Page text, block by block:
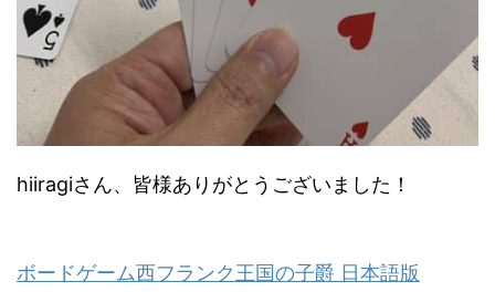
hiiragiさん、皆様ありがとうございました！
ボードゲーム西フランク王国の子爵 日本語版